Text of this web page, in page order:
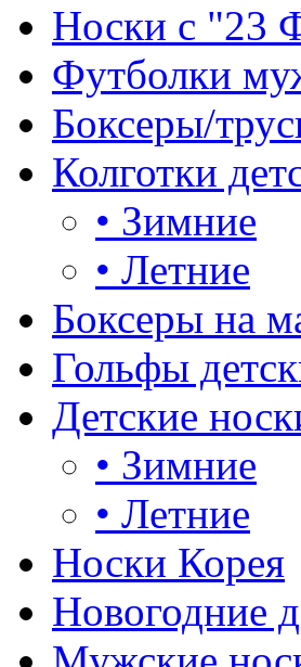
Носки с "23
Футболки
Боксеры/
Колготки
• Зимние
• Летние
Боксеры на
Гольфы
Детские
• Зимние
• Летние
Носки Корея
Новогодние